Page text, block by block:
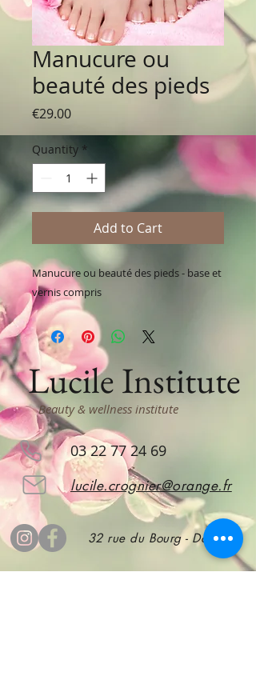
Manucure ou
beauté des pieds
€29.00Price
Quantity *
Add to Cart
Manucure ou beauté des pieds - base et
vernis compris
Lucile Institute
Beauty & wellness institute
03 22 77 24 69
lucile.crognier@orange.fr
32 rue du Bourg - Doullens